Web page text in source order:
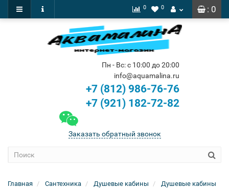
: 0
0 0
Пн - Вс: с 10:00 до 20:00
info@aquamalina.ru
+7 (812) 986-76-76
+7 (921) 182-72-82
Заказать обратный звонок
Главная Сантехника Душевые кабины
Душевые кабины